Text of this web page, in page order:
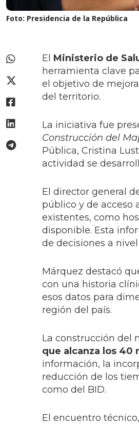
Foto: Presidencia de la República
El Ministerio de
herramienta clave
el objetivo de
del territorio.
La iniciativa fue
Construcción del
Pública, Cristina
actividad se
El director general
público y de acceso
existentes, como
disponible. Esta
de decisiones a
Márquez destacó
con una historia
esos datos para
región del país.
La construcción del
que alcanza los 40
información, la
reducción de los
como del BID.
El encuentro